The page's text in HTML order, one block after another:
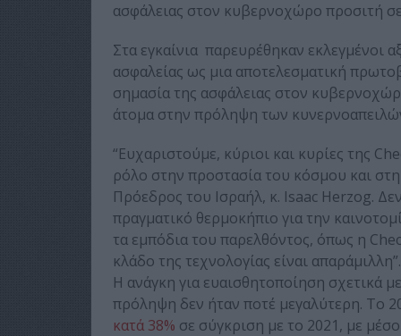
ασφάλειας στον κυβερνοχώρο προσιτή
Στα εγκαίνια παρευρέθηκαν εκλεγμένοι
ασφαλείας ως μια αποτελεσματική
σημασία της ασφάλειας στον
άτομα στην πρόληψη των
“Ευχαριστούμε, κύριοι και κυρίες της
ρόλο στην προστασία του κόσμου και
Πρόεδρος του Ισραήλ, κ. Isaac Herzog.
πραγματικό θερμοκήπιο για την
τα εμπόδια του παρελθόντος, όπως η
κλάδο της τεχνολογίας είναι απαράμιλλη”.
Η ανάγκη για ευαισθητοποίηση σχετικά
πρόληψη δεν ήταν ποτέ μεγαλύτερη. Το
κατά 38% σε σύγκριση με το 2021, με